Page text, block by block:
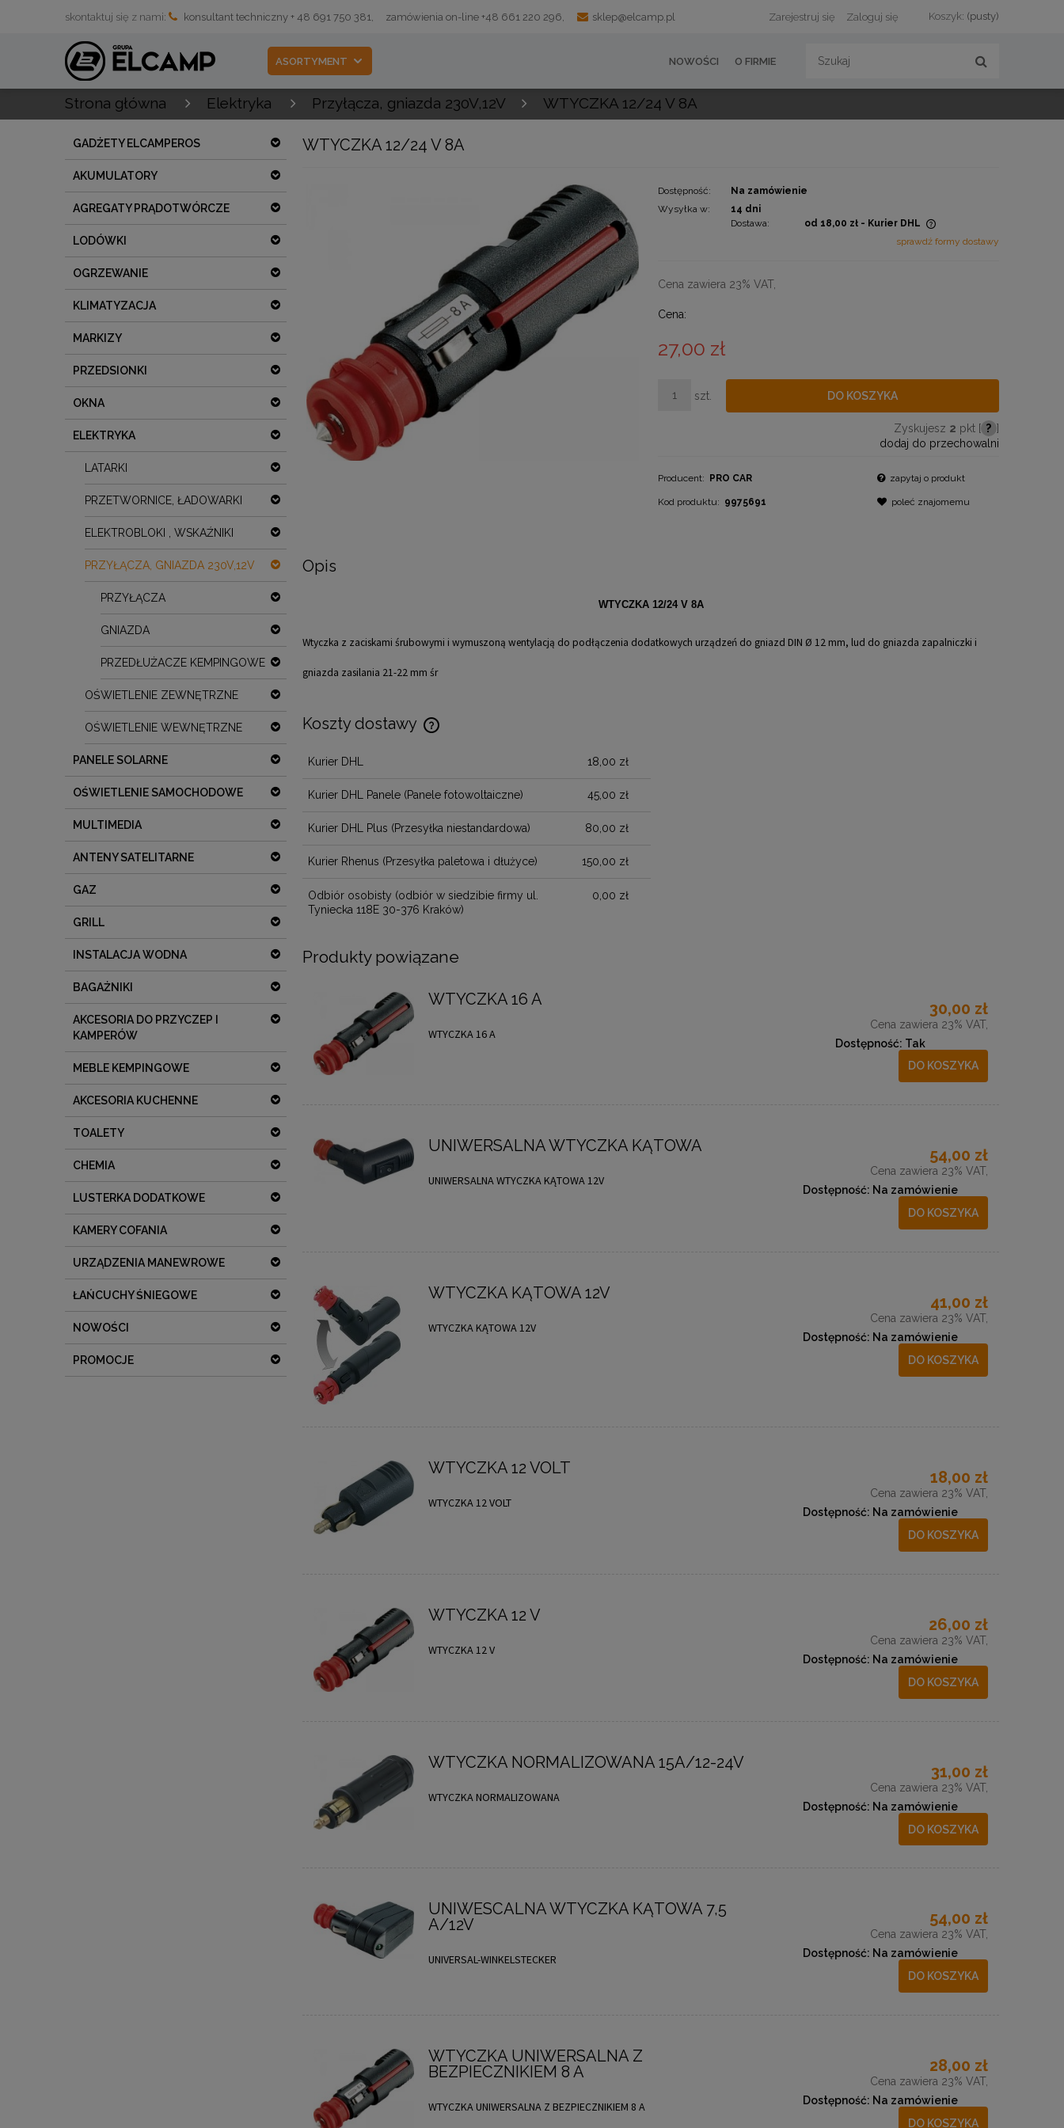
Koszyk: (pusty)
Zarejestruj się Zaloguj się
skontaktuj się z nami: konsultant techniczny + 48 691 750 381, zamówienia on-line +48 661 220 296, sklep@elcamp.pl
NOWOŚCI
ASORTYMENT O FIRMIE
Strona główna Elektryka Przyłącza, gniazda 230V,12V WTYCZKA 12/24 V 8A
GADŻETY ELCAMPEROS
AKUMULATORY
AGREGATY PRĄDOTWÓRCZE
LODÓWKI
OGRZEWANIE
KLIMATYZACJA
MARKIZY
PRZEDSIONKI
OKNA
ELEKTRYKA
LATARKI
PRZETWORNICE, ŁADOWARKI
ELEKTROBLOKI , WSKAŹNIKI
PRZYŁĄCZA, GNIAZDA 230V,12V
PRZYŁĄCZA
GNIAZDA
PRZEDŁUŻACZE KEMPINGOWE
OŚWIETLENIE ZEWNĘTRZNE
OŚWIETLENIE WEWNĘTRZNE
PANELE SOLARNE
OŚWIETLENIE SAMOCHODOWE
MULTIMEDIA
ANTENY SATELITARNE
GAZ
GRILL
INSTALACJA WODNA
BAGAŻNIKI
AKCESORIA DO PRZYCZEP I
KAMPERÓW
MEBLE KEMPINGOWE
AKCESORIA KUCHENNE
TOALETY
CHEMIA
LUSTERKA DODATKOWE
KAMERY COFANIA
URZĄDZENIA MANEWROWE
ŁAŃCUCHY ŚNIEGOWE
NOWOŚCI
PROMOCJE
WTYCZKA 12/24 V 8A
Dostępność:
Na zamówienie
Wysyłka w:
14 dni
Dostawa:
od 18,00 zł - Kurier DHL
sprawdź formy dostawy
Cena zawiera 23% VAT,
Cena:
27,00 zł
szt. DO KOSZYKA
Zyskujesz 2 pkt [ ? ]
dodaj do przechowalni
Producent: PRO CAR
Kod produktu: 9975691
zapytaj o produkt
poleć znajomemu
Opis
WTYCZKA 12/24 V 8A
Wtyczka z zaciskami śrubowymi i wymuszoną wentylacją do podłączenia dodatkowych urządzeń do gniazd DIN Ø 12 mm, lud do gniazda zapalniczki i
gniazda zasilania 21-22 mm śr
Koszty dostawy
Cena nie zawiera ewentualnych kosztów
Kurier DHL 18,00 zł
Kurier DHL Panele (Panele fotowoltaiczne) 45,00 zł
Kurier DHL Plus (Przesyłka niestandardowa) 80,00 zł
Kurier Rhenus (Przesyłka paletowa i dłużyce) 150,00 zł
Odbiór osobisty (odbiór w siedzibie firmy ul.
Tyniecka 118E 30-376 Kraków)
0,00 zł
Produkty powiązane
WTYCZKA 16 A
WTYCZKA 16 A
30,00 zł
Cena zawiera 23% VAT,
Dostępność: Tak
DO KOSZYKA
UNIWERSALNA WTYCZKA KĄTOWA
UNIWERSALNA WTYCZKA KĄTOWA 12V
54,00 zł
Cena zawiera 23% VAT,
Dostępność: Na zamówienie
DO KOSZYKA
WTYCZKA KĄTOWA 12V
WTYCZKA KĄTOWA 12V
41,00 zł
Cena zawiera 23% VAT,
Dostępność: Na zamówienie
DO KOSZYKA
WTYCZKA 12 VOLT
WTYCZKA 12 VOLT
18,00 zł
Cena zawiera 23% VAT,
Dostępność: Na zamówienie
DO KOSZYKA
WTYCZKA 12 V
WTYCZKA 12 V
26,00 zł
Cena zawiera 23% VAT,
Dostępność: Na zamówienie
DO KOSZYKA
WTYCZKA NORMALIZOWANA 15A/12-24V
WTYCZKA NORMALIZOWANA
31,00 zł
Cena zawiera 23% VAT,
Dostępność: Na zamówienie
DO KOSZYKA
UNIWESCALNA WTYCZKA KĄTOWA 7,5
A/12V
UNIVERSAL-WINKELSTECKER
54,00 zł
Cena zawiera 23% VAT,
Dostępność: Na zamówienie
DO KOSZYKA
WTYCZKA UNIWERSALNA Z
BEZPIECZNIKIEM 8 A
WTYCZKA UNIWERSALNA Z BEZPIECZNIKIEM 8 A
28,00 zł
Cena zawiera 23% VAT,
Dostępność: Na zamówienie
DO KOSZYKA